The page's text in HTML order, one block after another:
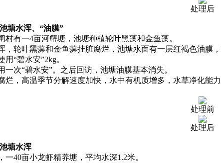
处理后
塘水浑、“油膜”
有一4亩河蟹塘，池塘种植轮叶黑藻和金鱼藻。
轮叶黑藻和金鱼藻挂脏腐烂，池塘水面有一层红褐色油膜，
“碧水安”2kg。
次“碧水安”。之后回访，池塘油膜基本消失。
，高温季节分解速度加快，水中有机质增多，水草净化能
处理前
处理后
塘水浑
40亩小龙虾精养塘，平均水深1.2米。